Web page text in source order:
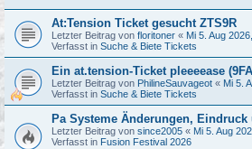
At:Tension Ticket gesucht ZTS9R
Letzter Beitrag von floritoner « Mi 5. Aug
Verfasst in Suche & Biete Tickets
Ein at.tension-Ticket pleeeease
Letzter Beitrag von PhilineSauvageot « Mi 5.
Verfasst in Suche & Biete Tickets
Pa Systeme Änderungen,
Letzter Beitrag von since2005 « Mi 5. Aug
Verfasst in Fusion Festival 2026